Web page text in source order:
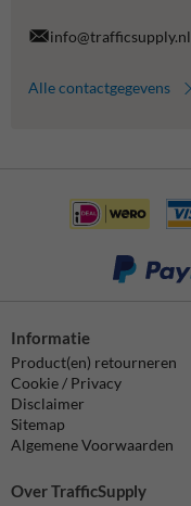
info@trafficsupply.nl
Alle contactgegevens
Informatie
Product(en) retourneren
Cookie / Privacy
Disclaimer
Sitemap
Algemene Voorwaarden
Over TrafficSupply